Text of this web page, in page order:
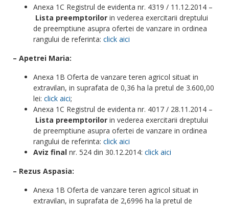
Anexa 1C Registrul de evidenta nr. 4319 / 11.12.2014 –
Lista preemptorilor in vederea exercitarii dreptului
de preemptiune asupra ofertei de vanzare in ordinea
rangului de referinta: click aici
– Apetrei Maria:
Anexa 1B Oferta de vanzare teren agricol situat in
extravilan, in suprafata de 0,36 ha la pretul de 3.600,00
lei: click aici;
Anexa 1C Registrul de evidenta nr. 4017 / 28.11.2014 –
Lista preemptorilor in vederea exercitarii dreptului
de preemptiune asupra ofertei de vanzare in ordinea
rangului de referinta: click aici
Aviz final nr. 524 din 30.12.2014: click aici
– Rezus Aspasia:
Anexa 1B Oferta de vanzare teren agricol situat in
extravilan, in suprafata de 2,6996 ha la pretul de